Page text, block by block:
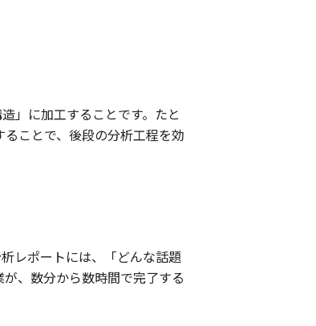
」に加工することです。たと
ことで、後段の分析工程を効
レポートには、「どんな話題
、数分から数時間で完了する